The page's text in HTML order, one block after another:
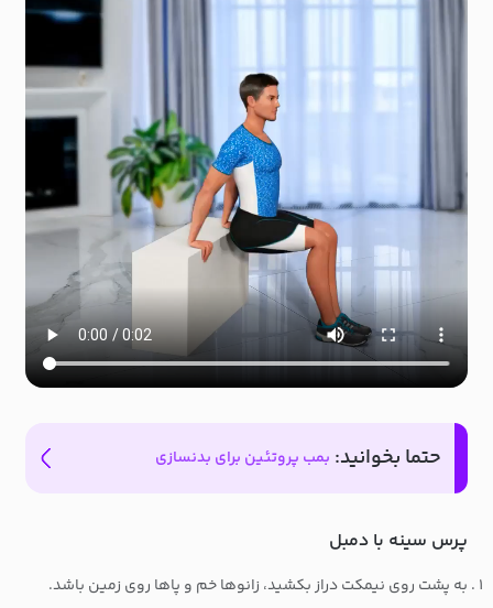
حتما بخوانید: بمب پروتئین برای بدنسازی
پرس سینه با دمبل
به پشت روی نیمکت دراز بکشید، زانوها خم و پاها روی زمین باشد.